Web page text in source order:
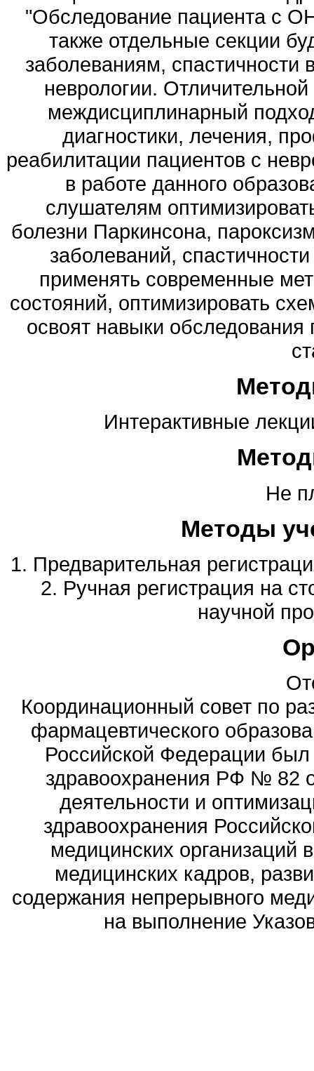
"Обследование пациента с
также отдельные секции
заболеваниям, спастичности
неврологии.
междисциплинарный
диагностики, лечения,
реабилитации пациентов с
в работе данного
слушателям
болезни Паркинсона,
заболеваний,
применять современные
состояний, оптимизировать
освоят навыки
Интерактивные
Не
Методы
1. Предварительная
2. Ручная регистрация на
научной
Координационный совет по
фармацевтического
Российской Федерации
здравоохранения РФ № 82
деятельности и
здравоохранения
медицинских
медицинских кадров,
содержания непрерывного
на выполнение